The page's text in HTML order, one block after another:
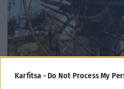
Karfitsa - Do Not Process My